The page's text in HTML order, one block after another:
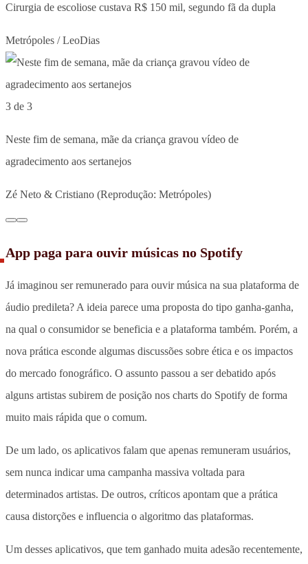
Cirurgia de escoliose custava R$ 150 mil, segundo fã da dupla
Metrópoles / LeoDias
3 de 3
Neste fim de semana, mãe da criança gravou vídeo de
agradecimento aos sertanejos
Zé Neto & Cristiano (Reprodução: Metrópoles)
App paga para ouvir músicas no Spotify
Já imaginou ser remunerado para ouvir música na sua plataforma de
áudio predileta? A ideia parece uma proposta do tipo ganha-ganha,
na qual o consumidor se beneficia e a plataforma também. Porém, a
nova prática esconde algumas discussões sobre ética e os impactos
do mercado fonográfico. O assunto passou a ser debatido após
alguns artistas subirem de posição nos charts do Spotify de forma
muito mais rápida que o comum.
De um lado, os aplicativos falam que apenas remuneram usuários,
sem nunca indicar uma campanha massiva voltada para
determinados artistas. De outros, críticos apontam que a prática
causa distorções e influencia o algoritmo das plataformas.
Um desses aplicativos, que tem ganhado muita adesão recentemente,